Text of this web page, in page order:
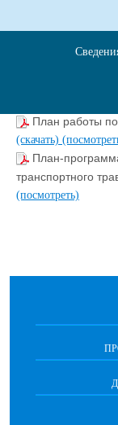
План работы
План работы
(скачать)
План-
транспортного
(посмотреть)